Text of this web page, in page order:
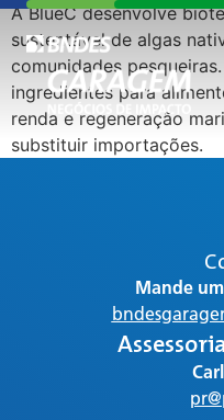
A BlueC desenvolve
sustentável de algas
comunidades
ingredientes para
renda e regeneração
substituir importações.
Mande